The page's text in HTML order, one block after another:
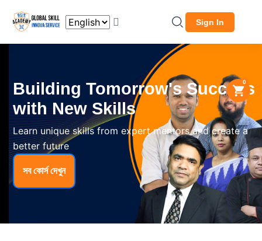
Sign In
0
Building Tomorrow's Success
with New Skills
Learn unique skills from expert mentors and create a
better future
সব কোর্স দেখুন